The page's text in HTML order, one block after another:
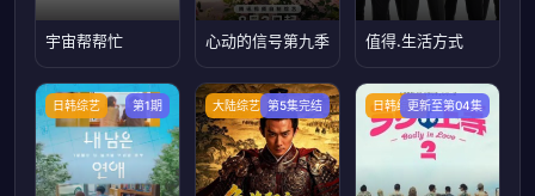
宇宙帮帮忙 心动的信号第九季 值得.生活方式
日韩综艺 第1期 大陆综艺 第5集完结 日韩综艺更新至第04集